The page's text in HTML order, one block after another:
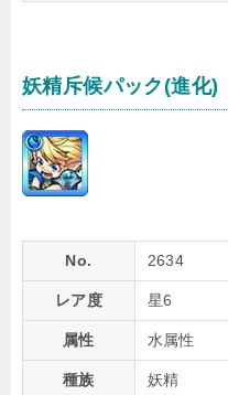
妖精斥候パック(進化)
No. 2634
レア度 星6
属性 水属性
種族 妖精